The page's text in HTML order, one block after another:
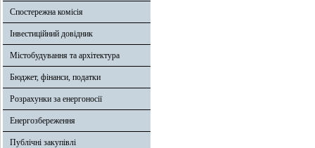
Спостережна комісія
Інвестиційний довідник
Містобудування та архітектура
Бюджет, фінанси, податки
Розрахунки за енергоносії
Енергозбереження
Публічні закупівлі